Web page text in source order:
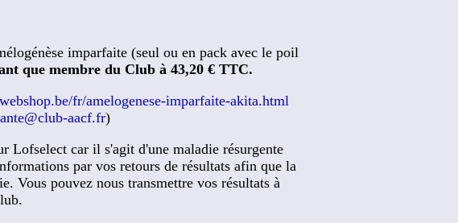
imparfaite (seul ou en pack avec le poil
que membre du Club à 43,20 € TTC.
fr/amelogenese-imparfaite-akita.html
aacf.fr)
Lofselect car il s'agit d'une maladie résurgente
par vos retours de résultats afin que la
Vous pouvez nous transmettre vos résultats à